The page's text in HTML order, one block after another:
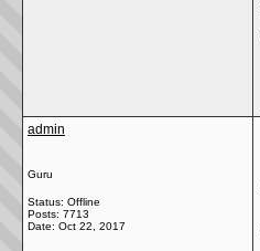
admin
Guru
Status: Offline
Posts: 7713
Date: Oct 22, 2017